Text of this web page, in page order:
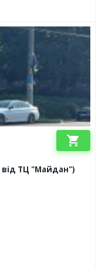
shopping_cart
від ТЦ "Майдан")